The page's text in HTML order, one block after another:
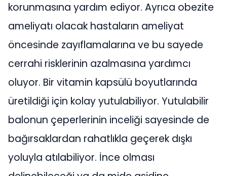
korunmasına yardım ediyor. Ayrıca obezite
ameliyatı olacak hastaların ameliyat
öncesinde zayıflamalarına ve bu sayede
cerrahi risklerinin azalmasına yardımcı
oluyor. Bir vitamin kapsülü boyutlarında
üretildiği için kolay yutulabiliyor. Yutulabilir
balonun çeperlerinin inceliği sayesinde de
bağırsaklardan rahatlıkla geçerek dışkı
yoluyla atılabiliyor. İnce olması